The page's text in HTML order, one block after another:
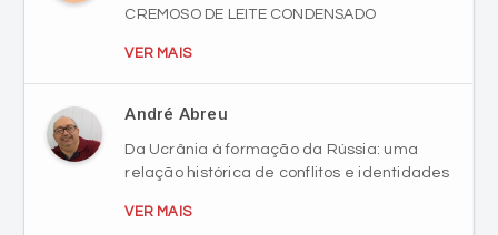
CREMOSO DE LEITE CONDENSADO
VER MAIS
André Abreu
Da Ucrânia à formação da Rússia: uma
relação histórica de conflitos e identidades
VER MAIS